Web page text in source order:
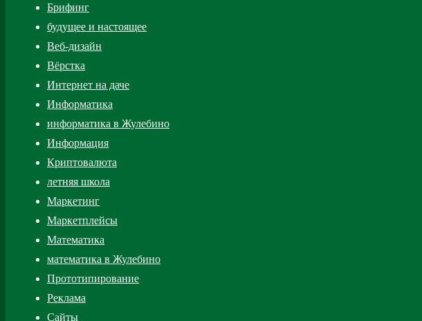
Брифинг
будущее и настоящее
Веб-дизайн
Вёрстка
Интернет на даче
Информатика
информатика в Жулебино
Информация
Криптовалюта
летняя школа
Маркетинг
Маркетплейсы
Математика
математика в Жулебино
Прототипирование
Реклама
Сайты